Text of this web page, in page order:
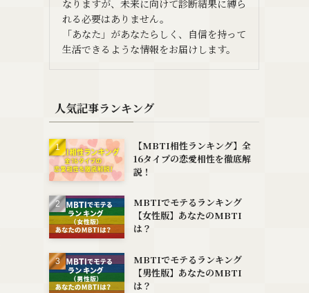
なりますが、未来に向けて診断結果に縛ら
れる必要はありません。
「あなた」があなたらしく、自信を持って
生活できるような情報をお届けします。
人気記事ランキング
【MBTI相性ランキング】全
16タイプの恋愛相性を徹底解
説！
MBTIでモテるランキング
【女性版】あなたのMBTI
は？
MBTIでモテるランキング
【男性版】あなたのMBTI
は？